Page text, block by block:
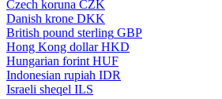
Czech koruna CZK
Danish krone DKK
British pound sterling GBP
Hong Kong dollar HKD
Hungarian forint HUF
Indonesian rupiah IDR
Israeli sheqel ILS